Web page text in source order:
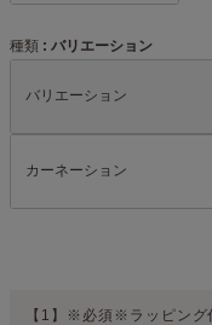
【1】※必須※ラッピング
種類 バリエーション
バリエーション
カーネーション